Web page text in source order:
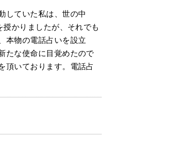
していた私は、世の中
かりましたが、それでも
本物の電話占いを設立
たな使命に目覚めたので
頂いております。電話占